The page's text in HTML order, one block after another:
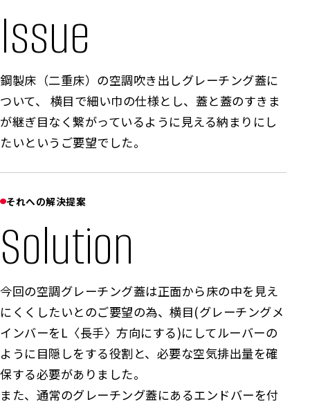
Issue
鋼製床（二重床）の空調吹き出しグレーチング蓋に
ついて、 横目で細い巾の仕様とし、蓋と蓋のすきま
が継ぎ目なく繋がっているように見える納まりにし
たいというご要望でした。
それへの解決提案
Solution
今回の空調グレーチング蓋は正面から床の中を見え
にくくしたいとのご要望の為、横目(グレーチングメ
インバーをL〈長手〉方向にする)にしてルーバーの
ように目隠しをする役割と、必要な空気排出量を確
保する必要がありました。
また、通常のグレーチング蓋にあるエンドバーを付